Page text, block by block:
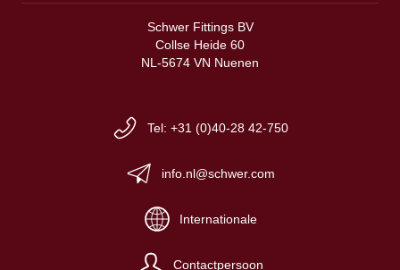
Schwer Fittings BV
Collse Heide 60
NL-5674 VN Nuenen
Tel: +31 (0)40-28 42-750
info.nl@schwer.com
Internationale
Contactpersoon